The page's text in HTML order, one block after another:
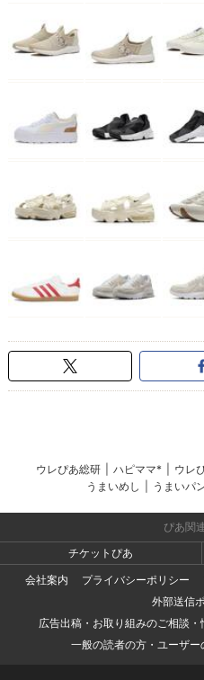
ウレぴあ総研 ハピママ* ウレ
うまいめし
うまいパ
ぴあ関
チケットぴあ
会社案内
プライバシーポリシー
外部送信
広告出稿・お取り組みのご相談
一般の読者の方・ユーザ